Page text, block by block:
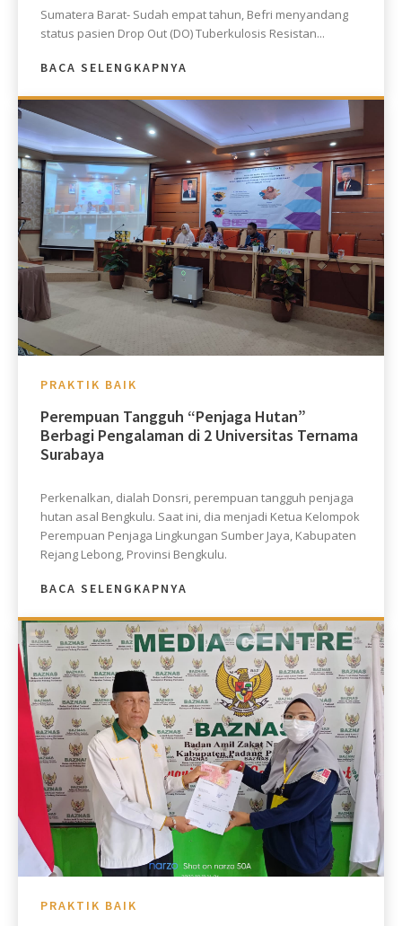
Sumatera Barat- Sudah empat tahun, Befri menyandang
status pasien Drop Out (DO) Tuberkulosis Resistan...
BACA SELENGKAPNYA
PRAKTIK BAIK
Perempuan Tangguh “Penjaga Hutan”
Berbagi Pengalaman di 2 Universitas Ternama
Surabaya
Perkenalkan, dialah Donsri, perempuan tangguh penjaga
hutan asal Bengkulu. Saat ini, dia menjadi Ketua Kelompok
Perempuan Penjaga Lingkungan Sumber Jaya, Kabupaten
Rejang Lebong, Provinsi Bengkulu.
BACA SELENGKAPNYA
PRAKTIK BAIK